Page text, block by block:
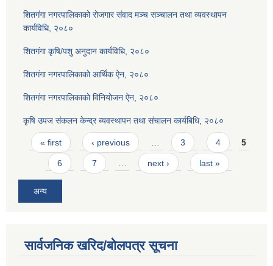
शितगंगा नगरपालिकाको रोजगार संवाद मञ्च सञ्चालन तथा व्यवस्थापन
कार्यविधि, २०८०
शितगंगा कृषि/पशु अनुदान कार्यविधि, २०८०
शितगंगा नगरपालिकाकाे आर्थिक ऐन, २०८०
शितगंगा नगरपालिकाकाे विनियोजन ऐन, २०८०
कृषि उपज संकलन केन्द्र ब्यवस्थापन तथा संचालन कार्यबिधि, २०८०
Pages
« first ‹ previous 3 4 5
6 7 next › last »
अन्य
सार्वजनिक खरिद/बोलपत्र सूचना